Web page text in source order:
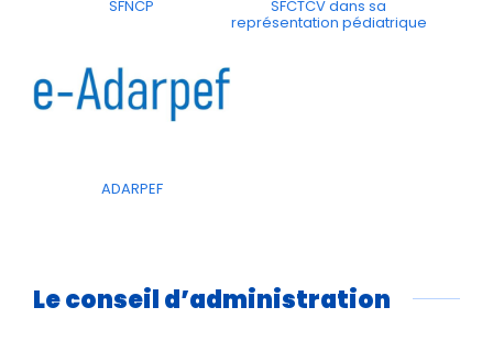
SFNCP SFCTCV dans sa
représentation pédiatrique
ADARPEF
Le conseil d’administration